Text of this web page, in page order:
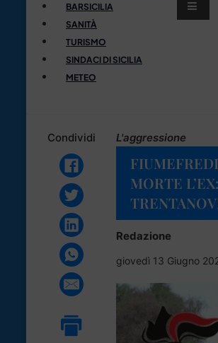
BARSICILIA
SANITÀ
TURISMO
SINDACI DI SICILIA
METEO
Condividi L'aggressione
MORTE
Redazione
giovedì 13 Giugno